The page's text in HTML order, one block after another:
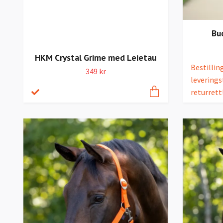
HKM Crystal Grime med Leietau
349 kr